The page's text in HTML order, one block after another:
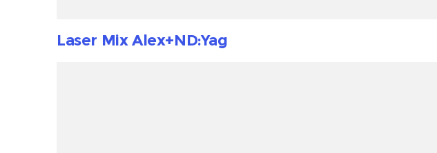
Laser Mix Alex+ND:Yag